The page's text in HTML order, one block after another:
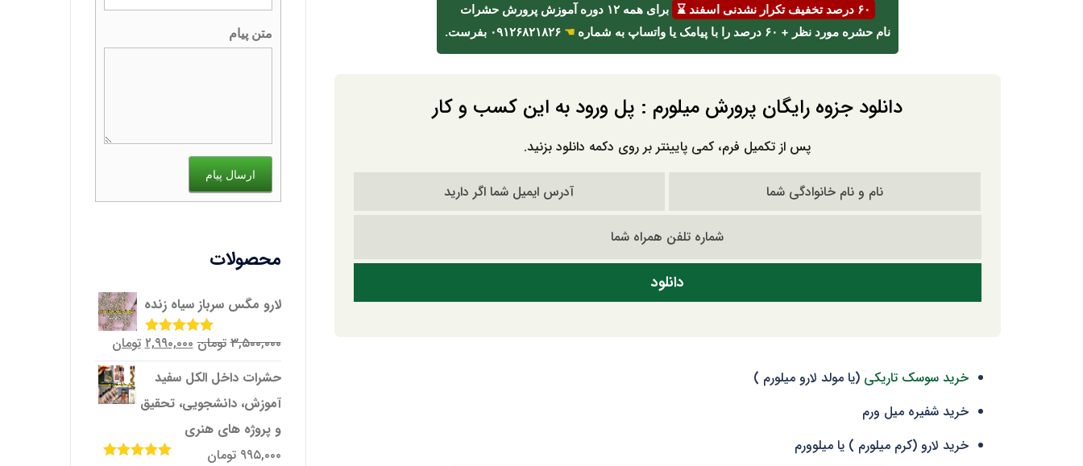
۶۰ درصد تخفیف تکرار نشدنی اسفند ⌛
برای همه ۱۲ دوره آموزش پرورش حشرات
نام حشره مورد نظر + ۶۰ درصد را با پیامک یا واتساپ به شماره
☚ ۰۹۱۲۶۸۲۱۸۲۶ بفرست.
دانلود جزوه رایگان پرورش میلورم : پل ورود به این کسب و کار
پس از تکمیل فرم، کمی پایینتر بر روی دکمه دانلود بزنید.
خرید سوسک تاریکی (یا مولد لارو میلورم )
خرید شفیره میل ورم
خرید لارو (کرم میلورم ) یا میلوورم
متن پیام
ارسال پیام
محصولات
لارو مگس سرباز سیاه زنده
امتیاز5.00از
۳,۵۰۰,۰۰۰ تومانقیمت
اصلی
۳,۵۰۰,۰۰۰تومان
۲,۹۹۰,۰۰۰ تومان
فعلی
حشرات داخل الکل سفید
آموزش، دانشجویی، تحقیق
و پروژه‌ های هنری
۹۹۵,۰۰۰ تومان